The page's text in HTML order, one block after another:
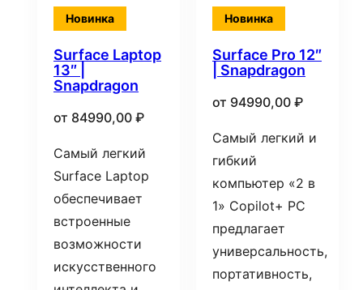
Новинка
Surface Laptop
13″ |
Snapdragon
от 84990,00 ₽
Самый легкий
Surface Laptop
обеспечивает
встроенные
возможности
искусственного
Новинка
Surface Pro 12″
| Snapdragon
от 94990,00 ₽
Самый легкий и
гибкий
компьютер «2 в
1» Copilot+ PC
предлагает
универсальность,
портативность,